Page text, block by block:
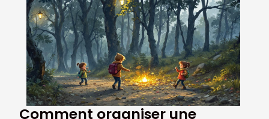
Comment organiser une